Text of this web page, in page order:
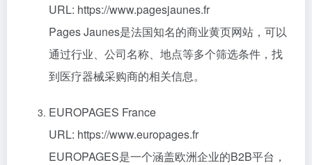
URL: https://www.pagesjaunes.fr
Pages Jaunes是法国知名的商业黄页网站，可以
通过行业、公司名称、地点等多个筛选条件，找
到医疗器械采购商的相关信息。
EUROPAGES France
URL: https://www.europages.fr
EUROPAGES是一个涵盖欧洲企业的B2B平台，